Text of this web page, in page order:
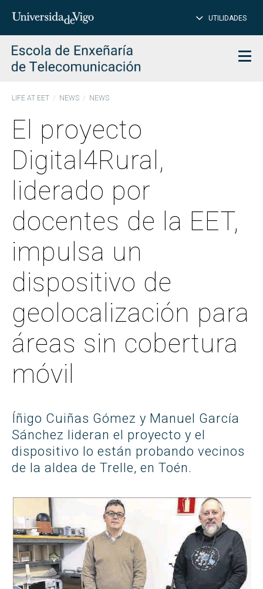
Insert
to
search
UTILIDADES
LIFE AT EET NEWS NEWS
El proyecto
Digital4Rural,
liderado por
docentes de la EET,
impulsa un
dispositivo de
geolocalización para
áreas sin cobertura
móvil
Íñigo Cuiñas Gómez y Manuel García
Sánchez lideran el proyecto y el
dispositivo lo están probando vecinos
de la aldea de Trelle, en Toén.